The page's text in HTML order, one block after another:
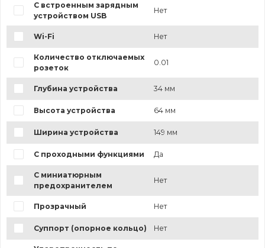
С встроенным зарядным
устройством USB
Нет
Wi-Fi Нет
Количество отключаемых
розеток
0.01
Глубина устройства 34 мм
Высота устройства 64 мм
Ширина устройства 149 мм
С проходными функциями Да
С миниатюрным
предохранителем
Нет
Прозрачный Нет
Суппорт (опорное кольцо) Нет